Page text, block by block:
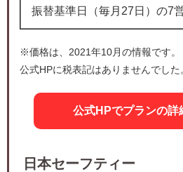
振替基準日（毎月27日）の7
※価格は、2021年10月の情報です。
公式HPに税表記はありませんでした
公式HPでプランの詳
日本セーフティー